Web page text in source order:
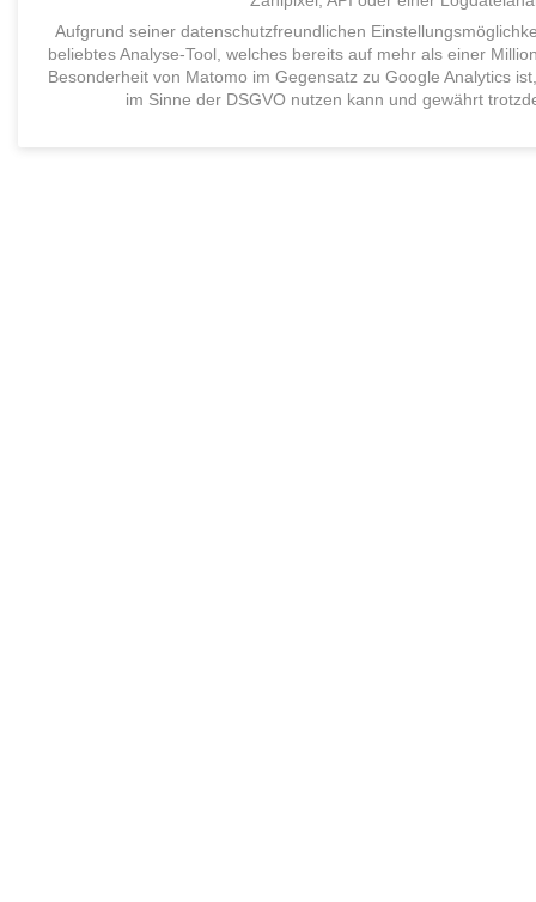
Aufgrund seiner datenschutzfreundlichen
beliebtesAnalyse-Tool , welches bereits auf mehr als einer
Besonderheit von Matomo im Gegensatz zu Google Analytics
im Sinne der DSGVO nutzen kann und gewährt